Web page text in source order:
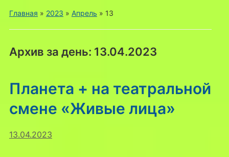
Главная » 2023 » Апрель » 13
Архив за день: 13.04.2023
Планета + на театральной
смене «Живые лица»
13.04.2023